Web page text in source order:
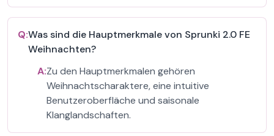
Q:Was sind die Hauptmerkmale von Sprunki 2.0 FE
Weihnachten?
A:Zu den Hauptmerkmalen gehören
Weihnachtscharaktere, eine intuitive
Benutzeroberfläche und saisonale
Klanglandschaften.